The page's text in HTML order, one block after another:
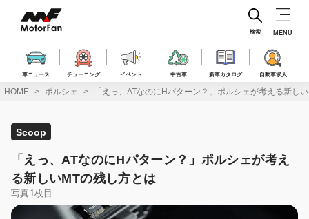
ス
車ニュース チューニング イベント 中古車 新車カタログ 自動車求人
検索 MENU
HOME ポルシェ 「えっ、ATなのにHパターン？」ポルシェが考える新し
Scoop
「えっ、ATなのにHパターン？」ポルシェが考え
る新しいMTの残し方とは
写真1枚目